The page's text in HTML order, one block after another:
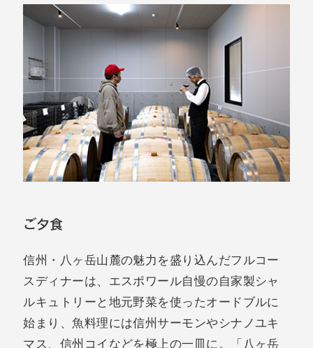
ご夕食
信州・八ヶ岳山麓の魅力を盛り込んだフルコー
スディナーは、エスポワール自慢の自家製シャ
ルキュトリーと地元野菜を使ったオードブルに
始まり、魚料理には信州サーモンやシナノユキ
マス、信州コイなどを極上の一皿に。「八ヶ岳